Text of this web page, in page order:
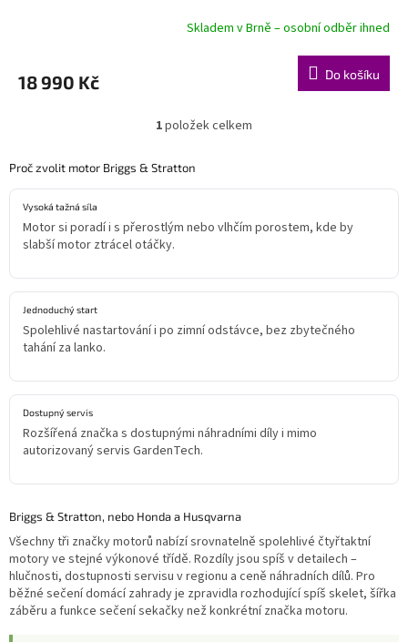
R
M
A
Skladem v Brně – osobní odběr ihned
18 990 Kč Do košíku
O
á
c
r
k
y
p
s
1položek celkem
Proč zvolit motor Briggs & Stratton
Vysoká tažná síla
Motor si poradí i s přerostlým nebo vlhčím porostem, kde by
slabší motor ztrácel otáčky.
Jednoduchý start
Spolehlivé nastartování i po zimní odstávce, bez zbytečného
tahání za lanko.
Dostupný servis
Rozšířená značka s dostupnými náhradními díly i mimo
autorizovaný servis GardenTech.
Briggs & Stratton, nebo Honda a Husqvarna
Všechny tři značky motorů nabízí srovnatelně spolehlivé čtyřtaktní
motory ve stejné výkonové třídě. Rozdíly jsou spíš v detailech –
hlučnosti, dostupnosti servisu v regionu a ceně náhradních dílů. Pro
běžné sečení domácí zahrady je zpravidla rozhodující spíš skelet, šířka
záběru a funkce sečení sekačky než konkrétní značka motoru.